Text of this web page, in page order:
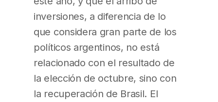
inversiones, a diferencia de lo
que considera gran parte de los
políticos argentinos, no está
relacionado con el resultado de
la elección de octubre, sino con
la recuperación de Brasil. El